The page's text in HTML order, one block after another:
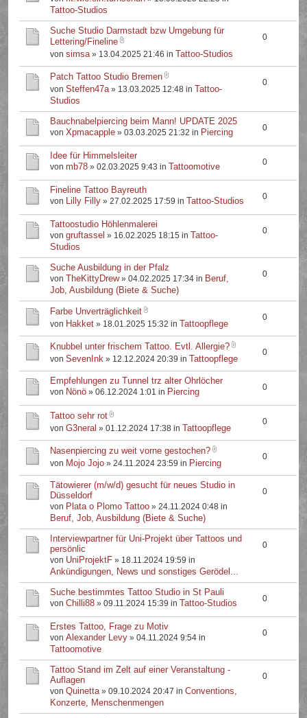
Tattoo-Studios
Suche Studio Darmstadt bzw Umgebung für
Lettering/Fineline
vonsimsa» 13.04.2025 21:46 in Tattoo-Studios
0
Patch Tattoo Studio Bremen
vonSteffen47a» 13.03.2025 12:48 in Tattoo-
Studios
0
Bauchnabelpiercing beim Mann! UPDATE 2025
vonXpmacapple » 03.03.2025 21:32 in Piercing 0
Idee für Himmelsleiter
vonmb78 » 02.03.2025 9:43 in Tattoomotive 0
Fineline Tattoo Bayreuth
von Lilly Filly » 27.02.2025 17:59 in Tattoo-Studios 0
Tattoostudio Höhlenmalerei
vongruftassel » 16.02.2025 18:15 in Tattoo-
Studios
0
Suche Ausbildung in der Pfalz
von TheKittyDrew» 04.02.2025 17:34 in Beruf,
Job, Ausbildung (Biete & Suche)
0
Farbe Unverträglichkeit
von Hakket » 18.01.2025 15:32 in Tattoopflege
0
Knubbel unter frischem Tattoo. Evtl. Allergie?
vonSevenInk » 12.12.2024 20:39 in Tattoopflege
0
Empfehlungen zu Tunnel trz alter Ohrlöcher
von Nönö » 06.12.2024 1:01 in Piercing 0
Tattoo sehr rot
vonG3neral » 01.12.2024 17:38 in Tattoopflege
0
Nasenpiercing zu weit vorne gestochen?
von Mojo Jojo » 24.11.2024 23:59 in Piercing
0
Tätowierer (m/w/d) gesucht für neues Studio in
Düsseldorf
von Plata o Plomo Tattoo » 24.11.2024 0:48 in
Beruf, Job, Ausbildung (Biete & Suche)
0
Interviewpartner für Uni-Projekt über Tattoos und
persönlic
von UniProjektF » 18.11.2024 19:59 in
Ankündigungen, News und sonstiges Gerödel...
0
Suche bestimmtes Tattoo Studio in St Pauli
vonChilli88 » 09.11.2024 15:39 in Tattoo-Studios 0
Erstes Tattoo, Frage zu Motiv
vonAlexander Levy » 04.11.2024 9:54 in
Tattoomotive
0
Tattoo Stand im Zelt auf einer Veranstaltung -
Auflagen
vonQuinetta» 09.10.2024 20:47 inConventions,
Konzerte, Menschenmengen
0